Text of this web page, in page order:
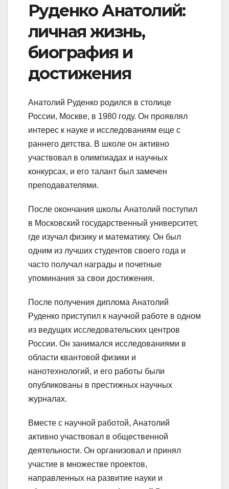
Руденко Анатолий:
личная жизнь,
биография и
достижения
Анатолий Руденко родился в столице
России, Москве, в 1980 году. Он проявлял
интерес к науке и исследованиям еще с
раннего детства. В школе он активно
участвовал в олимпиадах и научных
конкурсах, и его талант был замечен
преподавателями.
После окончания школы Анатолий поступил
в Московский государственный университет,
где изучал физику и математику. Он был
одним из лучших студентов своего года и
часто получал награды и почетные
упоминания за свои достижения.
После получения диплома Анатолий
Руденко приступил к научной работе в одном
из ведущих исследовательских центров
России. Он занимался исследованиями в
области квантовой физики и
нанотехнологий, и его работы были
опубликованы в престижных научных
журналах.
Вместе с научной работой, Анатолий
активно участвовал в общественной
деятельности. Он организовал и принял
участие в множестве проектов,
направленных на развитие науки и